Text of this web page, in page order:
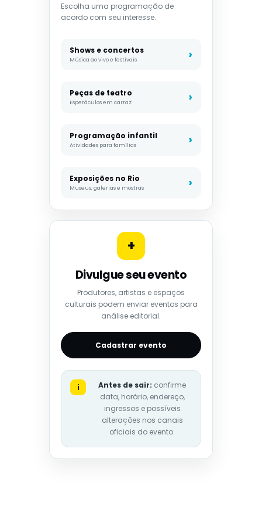
Escolha uma programação de
acordo com seu interesse.
Shows e concertos
Música ao vivo e festivais
Peças de teatro
Espetáculos em cartaz
Programação infantil
Atividades para famílias
Exposições no Rio
Museus, galerias e mostras
+
Divulgue seu evento
Produtores, artistas e espaços
culturais podem enviar eventos para
análise editorial.
Cadastrar evento
i Antes de sair: confirme
data, horário, endereço,
ingressos e possíveis
alterações nos canais
oficiais do evento.